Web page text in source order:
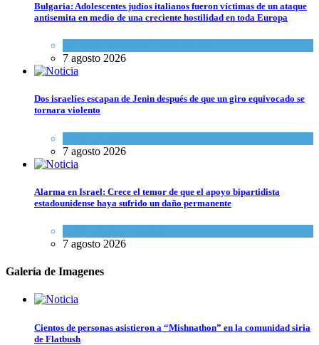
Bulgaria: Adolescentes judíos italianos fueron víctimas de un ataque
antisemita en medio de una creciente hostilidad en toda Europa
7 agosto 2026
Dos israelíes escapan de Jenin después de que un giro equivocado se
tornara violento
7 agosto 2026
Alarma en Israel: Crece el temor de que el apoyo bipartidista
estadounidense haya sufrido un daño permanente
7 agosto 2026
Galería de Imagenes
Cientos de personas asistieron a “Mishnathon” en la comunidad siria
de Flatbush